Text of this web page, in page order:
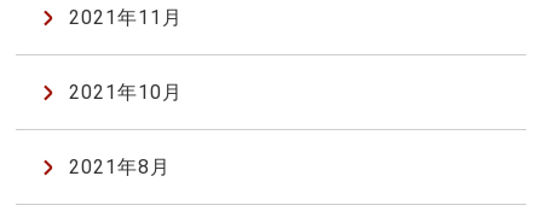
2021年11月
2021年10月
2021年8月